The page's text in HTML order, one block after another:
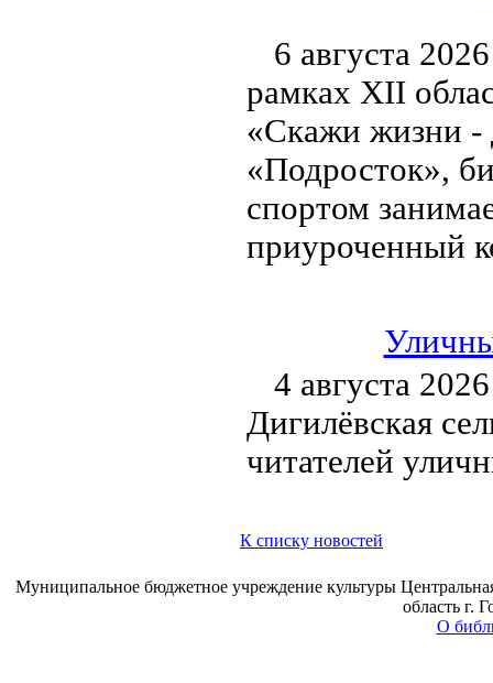
6 августа
рамках XII
«Скажи жизни -
«Подросток»,
спортом
приуроченный
4 августа
Дигилёвская
читателей
К списку новостей
Муниципальное бюджетное учреждение культуры
область г.
О